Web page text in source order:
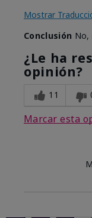
Mostrar
Conclusión No,
¿Le ha
opinión?
11
Marcar esta